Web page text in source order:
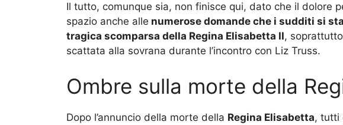
Il tutto, comunque sia, non finisce qui, dato che il dolore
spazio anche alle numerose domande che i sudditi si
tragica scomparsa della Regina Elisabetta II,
scattata alla sovrana durante l’incontro con Liz Truss.
Ombre sulla morte della
Dopo l’annuncio della morte della Regina Elisabetta, tutti